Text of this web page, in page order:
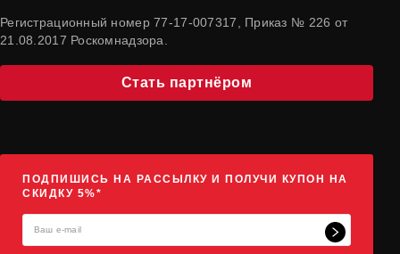
Регистрационный номер 77-17-007317, Приказ № 226 от
21.08.2017 Роскомнадзора.
Стать партнёром
ПОДПИШИСЬ НА РАССЫЛКУ И ПОЛУЧИ КУПОН НА
СКИДКУ 5%*